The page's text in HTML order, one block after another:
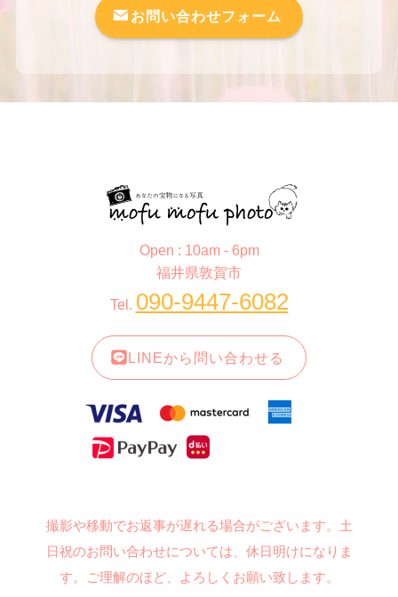
お問い合わせフォーム
Open : 10am - 6pm
福井県敦賀市
Tel. 090-9447-6082
LINEから問い合わせる
撮影や移動でお返事が遅れる場合がございます。土
日祝のお問い合わせについては、休日明けになりま
す。ご理解のほど、よろしくお願い致します。